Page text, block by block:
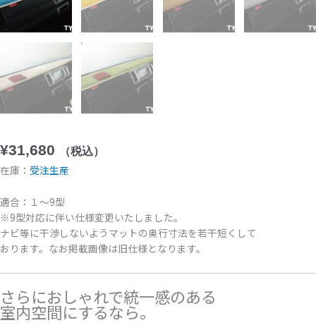
¥31,680 （税込）
在庫： 受注生産
適合：１〜9型
※9型対応に伴い仕様変更いたしました。
ナビ等に⼲渉しないようマットの奥⾏⼨法を若⼲短くして
おります。なお掲載画像は旧仕様となります。
さらにおしゃれで統一感のある
室内空間にするなら。